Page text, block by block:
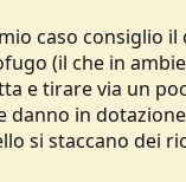
caso consiglio
(il che in
e tirare via un
in
si staccano dei